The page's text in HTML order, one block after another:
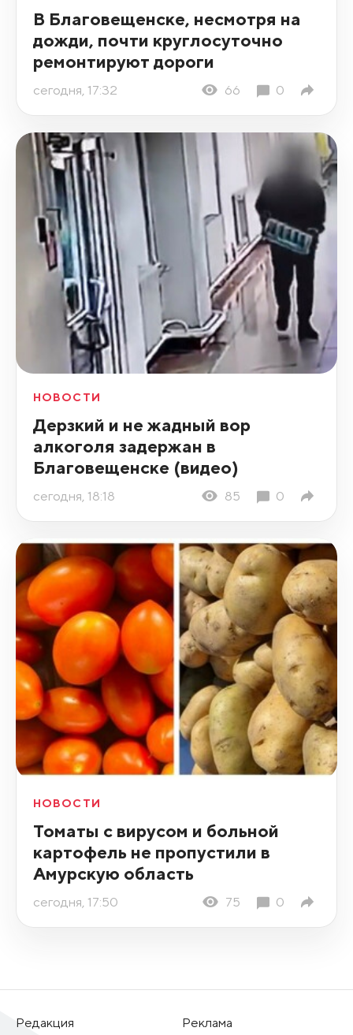
В Благовещенске, несмотря на
дожди, почти круглосуточно
ремонтируют дороги
сегодня, 17:32 66 0
НОВОСТИ
Дерзкий и не жадный вор
алкоголя задержан в
Благовещенске (видео)
сегодня, 18:18 85 0
НОВОСТИ
Томаты с вирусом и больной
картофель не пропустили в
Амурскую область
сегодня, 17:50 75 0
Редакция
Реклама